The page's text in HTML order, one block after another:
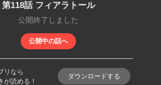
第118話 フィアラトール
公開終了しました
公開中の話へ
リなら
が読める！
ダウンロードする